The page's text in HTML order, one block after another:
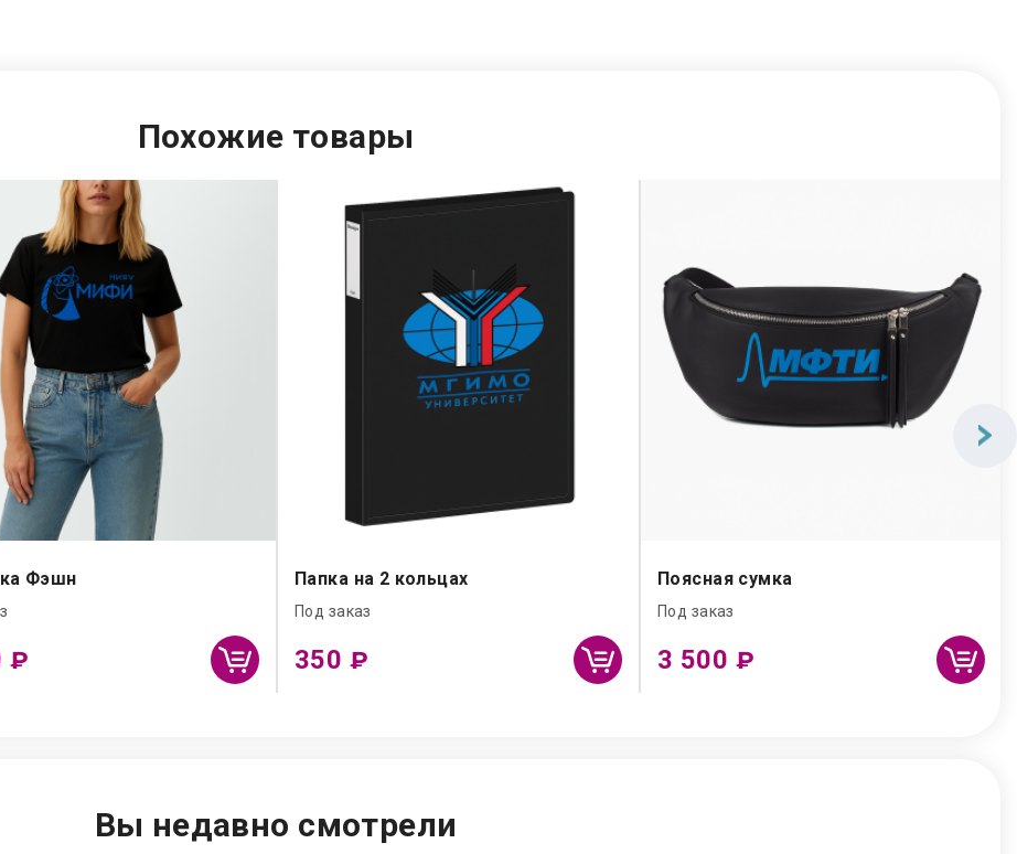
Похожие товары
Фэшн
₽
Папка на 2 кольцах
Под заказ
350 ₽
Поясная сумка
Под заказ
3 500 ₽
Вы недавно смотрели